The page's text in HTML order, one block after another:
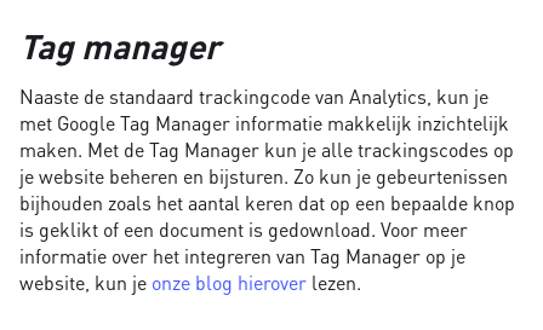
Tag manager
Naaste de standaard trackingcode van Analytics, kun je
met Google Tag Manager informatie makkelijk inzichtelijk
maken. Met de Tag Manager kun je alle trackingscodes op
je website beheren en bijsturen. Zo kun je gebeurtenissen
bijhouden zoals het aantal keren dat op een bepaalde knop
is geklikt of een document is gedownload. Voor meer
informatie over het integreren van Tag Manager op je
website, kun je onze blog hierover lezen.